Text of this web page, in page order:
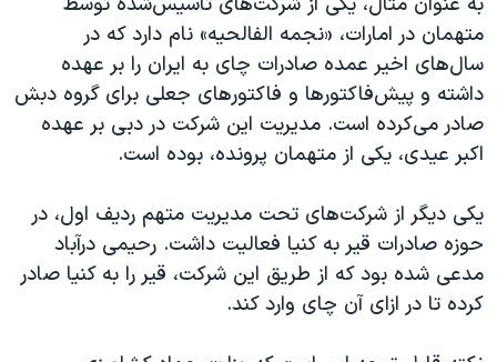
متهمان در امارات، «نجمه الفالحیه» نام دارد که در
سال‌های اخیر عمده صادرات چای به ایران را بر عهده
داشته و پیش‌فاکتورها و فاکتورهای جعلی برای گروه دبش
صادر می‌کرده است. مدیریت این شرکت در دبی بر عهده
اکبر عیدی، یکی از متهمان پرونده، بوده است.
یکی دیگر از شرکت‌های تحت مدیریت متهم ردیف اول، در
حوزه صادرات قیر به کنیا فعالیت داشت. رحیمی درآباد
مدعی شده بود که از طریق این شرکت، قیر را به کنیا صادر
کرده تا در ازای آن چای وارد کند.